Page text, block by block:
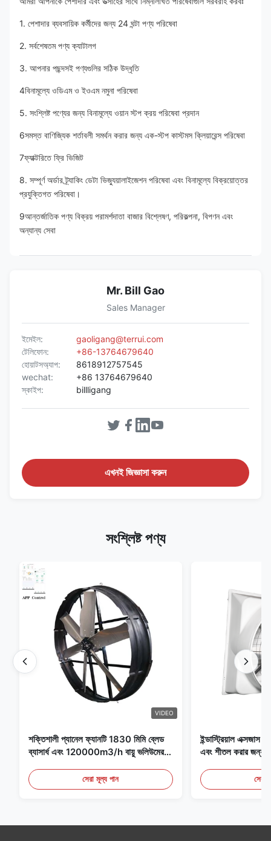
1. পেশাদার ব্যবসায়িক কর্মীদের জন্য 24 ঘন্টা পণ্য পরিষেবা
2. সর্বশেষতম পণ্য ক্যাটালগ
3. আপনার পছন্দসই পণ্যগুলির সঠিক উদ্ধৃতি
4বিনামূল্যে ওডিএম ও ইওএম নমুনা পরিষেবা
5. সংশ্লিষ্ট পণ্যের জন্য বিনামূল্যে ওয়ান স্টপ ক্রয় পরিষেবা প্রদান
6সমস্ত বাণিজ্যিক শর্তাবলী সমর্থন করার জন্য এক-স্টপ কাস্টমস ক্লিয়ারেন্স পরিষেবা
7ফ্যাক্টরিতে ফ্রি ভিজিট
8. সম্পূর্ণ অর্ডার ট্র্যাকিং ডেটা ভিজ্যুয়ালাইজেশন পরিষেবা এবং বিনামূল্যে বিক্রয়োত্তর
প্রযুক্তিগত পরিষেবা।
9আন্তর্জাতিক পণ্য বিক্রয় পরামর্শদাতা বাজার বিশ্লেষণ, পরিকল্পনা, বিপণন এবং
অন্যান্য সেবা
Mr. Bill Gao
Sales Manager
ইমেইল:
gaoligang@terrui.com
টেলিফোন:
+86-13764679640
হোয়াটসঅ্যাপ:
8618912757545
wechat:
+86 13764679640
স্কাইপ:
billligang
এখনই জিজ্ঞাসা করুন
সংশ্লিষ্ট পণ্য
VIDEO
শক্তিশালী প্যানেল ফ্যানটি 1830 মিমি ব্লেড
ব্যাসার্ধ এবং 120000m3/h বায়ু ভলিউমের
হয়েছে
সেরা মূল্য পান
ইন্ডাস্ট্রিয়াল এক্সজাস
এবং শীতল করার জন্য
সেরা